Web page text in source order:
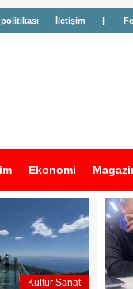
İletişim |
Ekonomi
Kültür Sanat